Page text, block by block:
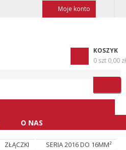
Moje konto
KOSZYK
0 szt 0,00 zł
O NAS
ZŁĄCZKI
SERIA 2016 DO 16MM²